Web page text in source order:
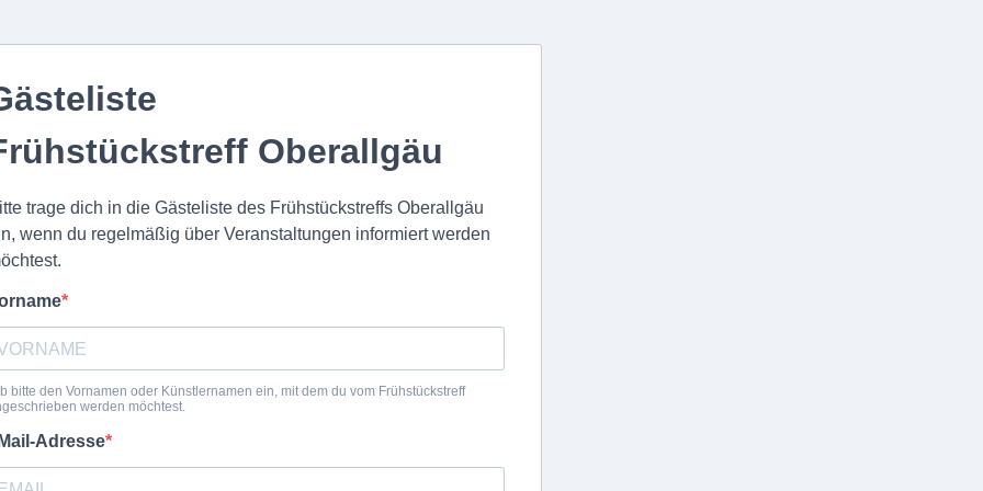
Oberallgäu
trage dich in die Gästeliste des Frühstückstreffs Oberallgäu
wenn du regelmäßig über Veranstaltungen informiert werden
bitte den Vornamen oder Künstlernamen ein, mit dem du vom Frühstückstreff
werden möchtest.
Adresse